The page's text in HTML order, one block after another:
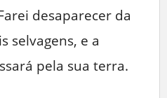
desaparecer da
selvagens, e a
pela sua terra.